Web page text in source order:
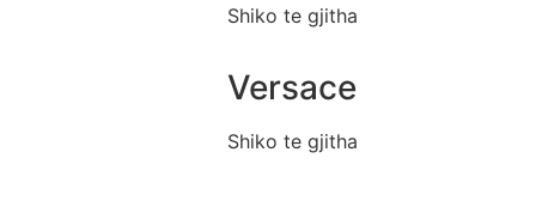
Shiko te gjitha
Versace
Shiko te gjitha